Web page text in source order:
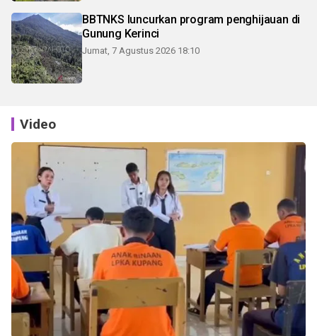
BBTNKS luncurkan program penghijauan di
Gunung Kerinci
Jumat, 7 Agustus 2026 18:10
Video